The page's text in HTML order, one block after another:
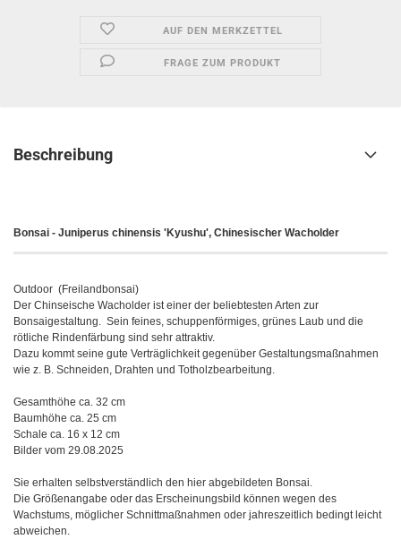
AUF DEN MERKZETTEL
FRAGE ZUM PRODUKT
Beschreibung
Bonsai - Juniperus chinensis 'Kyushu', Chinesischer Wacholder
Outdoor (Freilandbonsai)
Der Chinseische Wacholder ist einer der beliebtesten Arten zur
Bonsaigestaltung. Sein feines, schuppenförmiges, grünes Laub und die
rötliche Rindenfärbung sind sehr attraktiv.
Dazu kommt seine gute Verträglichkeit gegenüber Gestaltungsmaßnahmen
wie z. B. Schneiden, Drahten und Totholzbearbeitung.
Gesamthöhe ca. 32 cm
Baumhöhe ca. 25 cm
Schale ca. 16 x 12 cm
Bilder vom 29.08.2025
Sie erhalten selbstverständlich den hier abgebildeten Bonsai.
Die Größenangabe oder das Erscheinungsbild können wegen des
Wachstums, möglicher Schnittmaßnahmen oder jahreszeitlich bedingt leicht
abweichen.